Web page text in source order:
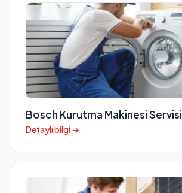
Bosch Kurutma Makinesi Servisi
Detaylı bilgi →